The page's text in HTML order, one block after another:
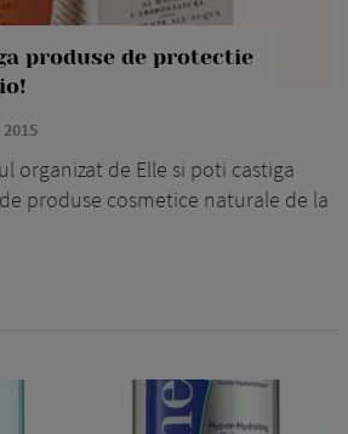
produse de protectie
organizat de Elle si poti castiga
produse cosmetice naturale de la